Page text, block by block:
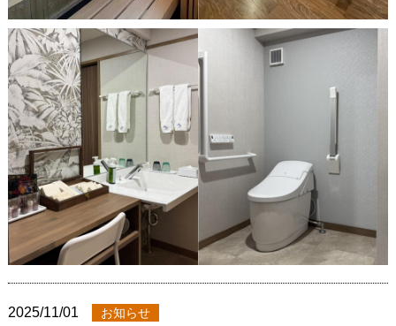
2025/11/01 お知らせ